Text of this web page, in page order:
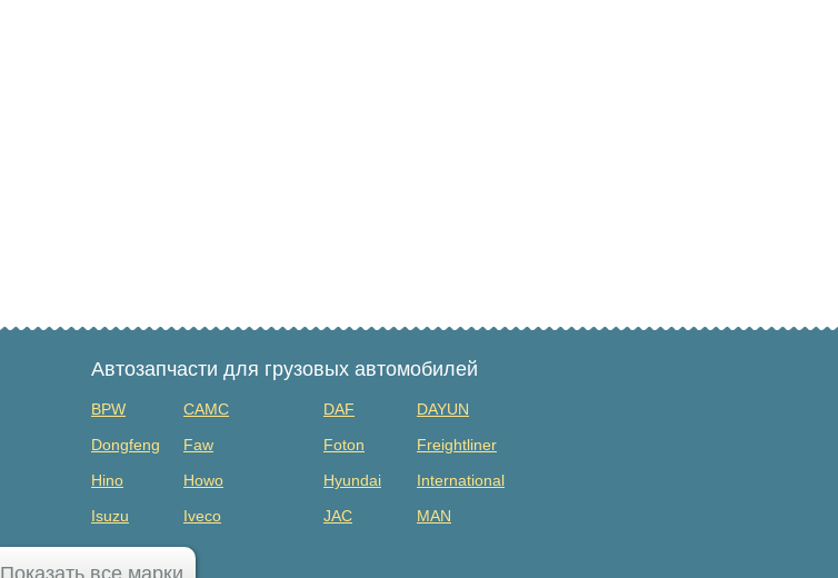
Автозапчасти для грузовых автомобилей
BPW CAMC DAF
DAYUN
Dongfeng
Faw Foton
Freightliner
Hino
Howo Hyundai
International
Isuzu
Iveco JAC
MAN
MAZ
Mercedes Benz
Показать все марки